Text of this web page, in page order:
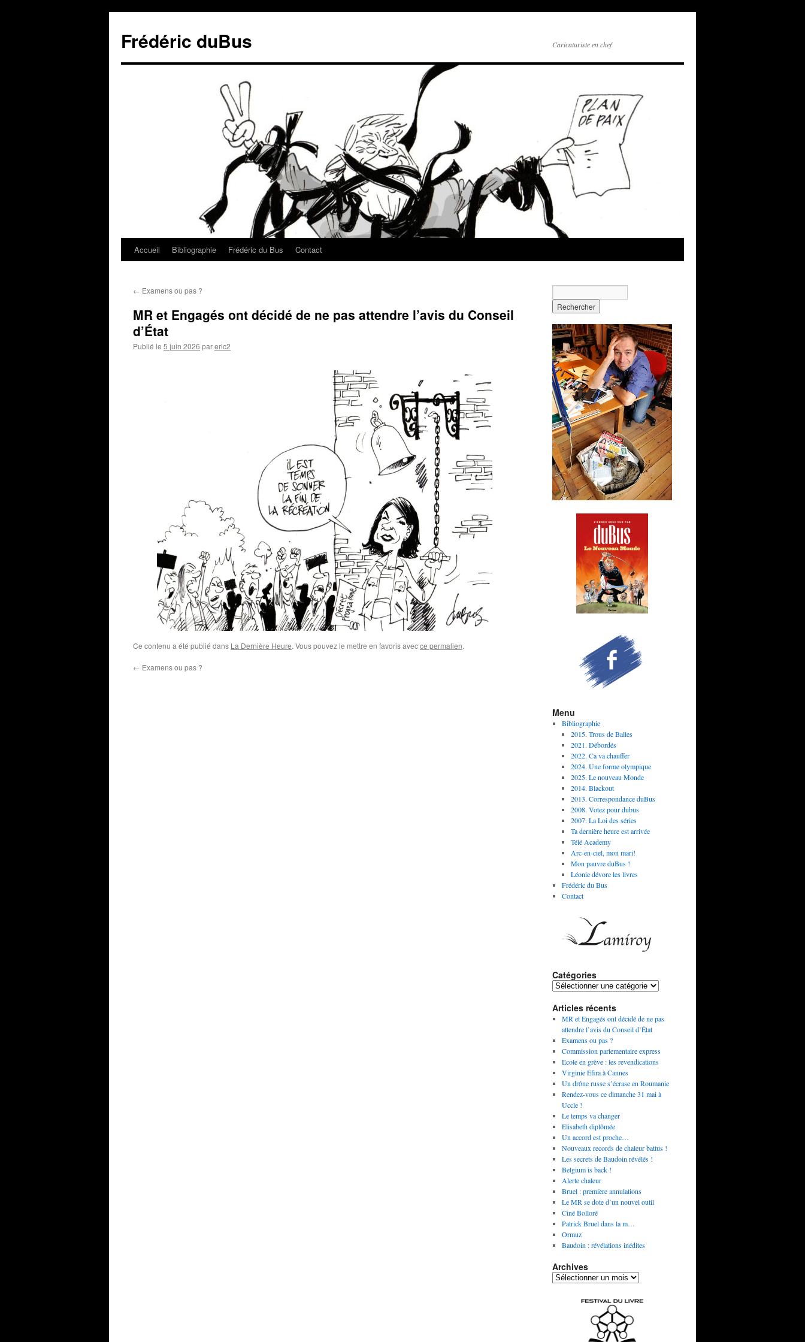
Frédéric duBus Caricaturiste en chef
Accueil Bibliographie Frédéric du Bus Contact
← Examens ou pas ?
MR et Engagés ont décidé de ne pas attendre l’avis du Conseil
d’État
Publié le 5 juin 2026 pareric2
Ce contenu a été publié dans La Dernière Heure. Vous pouvez le mettre en favoris avecce permalien.
← Examens ou pas ?
Menu
Bibliographie
2015. Trous de Balles
2021. Débordés
2022. Ca va chauffer
2024. Une forme olympique
2025. Le nouveau Monde
2014. Blackout
2013. Correspondance duBus
2008. Votez pour dubus
2007. La Loi des séries
Ta dernière heure est arrivée
Télé Academy
Arc-en-ciel, mon mari!
Mon pauvre duBus !
Léonie dévore les livres
Frédéric du Bus
Contact
Catégories
Articles récents
MR et Engagés ont décidé de ne pas
attendre l’avis du Conseil d’État
Examens ou pas ?
Commission parlementaire express
Ecole en grève : les revendications
Virginie Efira à Cannes
Un drône russe s’écrase en Roumanie
Rendez-vous ce dimanche 31 mai à
Uccle !
Le temps va changer
Elisabeth diplômée
Un accord est proche…
Nouveaux records de chaleur battus !
Les secrets de Baudoin révélés !
Belgium is back !
Alerte chaleur
Bruel : première annulations
Le MR se dote d’un nouvel outil
Ciné Bolloré
Patrick Bruel dans la m…
Ormuz
Baudoin : révélations inédites
Archives